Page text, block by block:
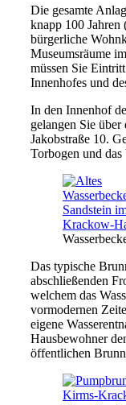
Die gesamte
knapp 100
bürgerliche
Museumsräume
müssen Sie
Innenhofes und
In den Innenhof
gelangen Sie
Jakobstraße 10.
Torbogen und
Das typische
abschließenden
welchem das
vormodernen
eigene
Hausbewohner
öffentlichen